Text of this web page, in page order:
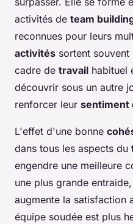
activités de team
reconnues pour leurs
activités sortent souvent
cadre de travail habituel
découvrir sous un autre
renforcer leur sentiment
L'effet d'une bonne
dans tous les aspects du
engendre une meilleure
une plus grande
augmente la satisfaction
équipe soudée est plus